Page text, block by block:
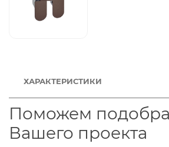
ХАРАКТЕРИСТИКИ
Поможем
Вашего проекта